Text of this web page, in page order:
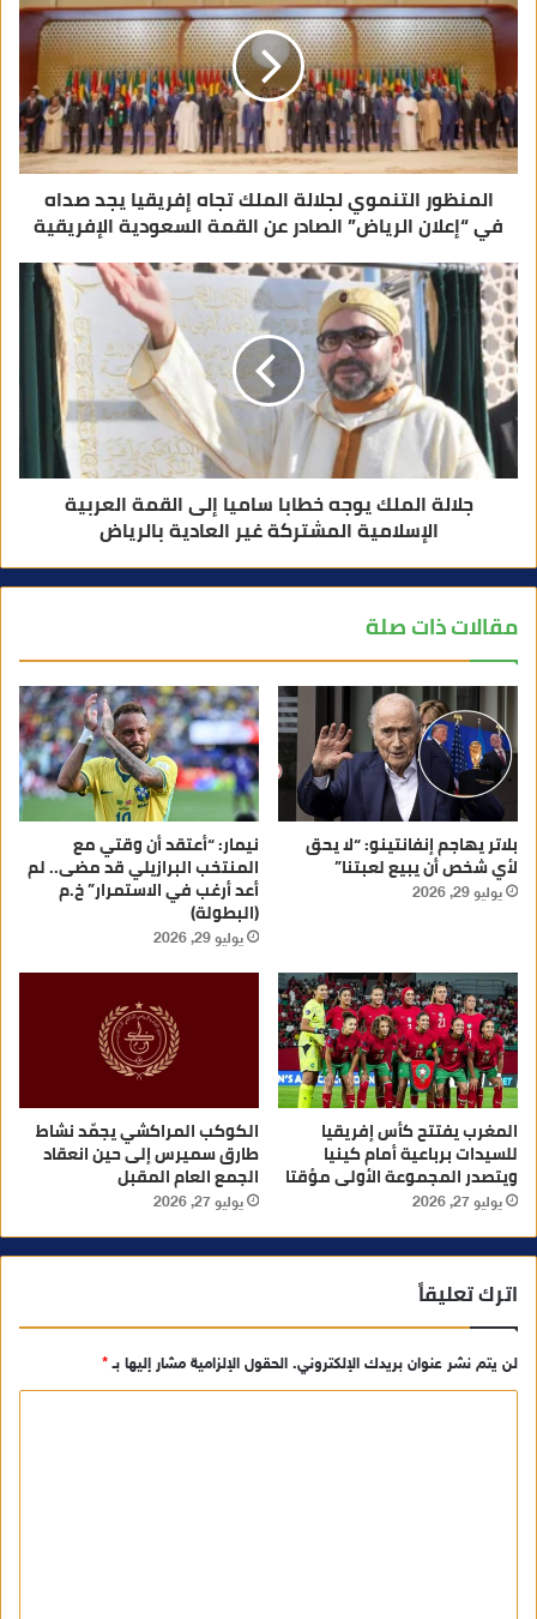
ل
ك
ر
و
ن
ي
المنظور التنموي لجلالة الملك تجاه إفريقيا يجد صداه
في “إعلان الرياض” الصادر عن القمة السعودية الإفريقية
جلالة الملك يوجه خطابا ساميا إلى القمة العربية
الإسلامية المشتركة غير العادية بالرياض
مقالات ذات صلة
بلاتر يهاجم إنفانتينو: “لا يحق
لأي شخص أن يبيع لعبتنا”
يوليو 29, 2026
نيمار: “أعتقد أن وقتي مع
المنتخب البرازيلي قد مضى.. لم
أعد أرغب في الاستمرار” خ.م
(البطولة)
يوليو 29, 2026
المغرب يفتتح كأس إفريقيا
للسيدات برباعية أمام كينيا
ويتصدر المجموعة الأولى مؤقتا
يوليو 27, 2026
الكوكب المراكشي يجمّد نشاط
طارق سميرس إلى حين انعقاد
الجمع العام المقبل
يوليو 27, 2026
اترك تعليقاً
لن يتم نشر عنوان بريدك الإلكتروني. الحقول الإلزامية مشار إليها بـ*